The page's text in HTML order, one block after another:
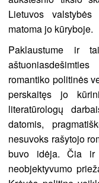
Lietuvos
matoma jo kūryboje.
Paklaustume ir
romantiko politinės
perskaitęs jo
literatūrologų
datomis,
nesuvoks rašytojo
buvo idėja. Čia ir
neobjektyvumo